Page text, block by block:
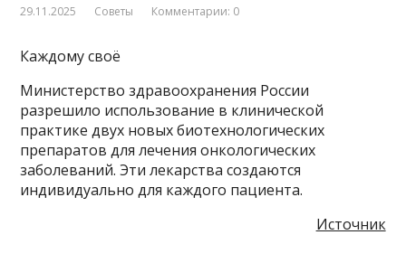
29.11.2025 Советы Комментарии: 0
Каждому своё
Министерство здравоохранения России
разрешило использование в клинической
практике двух новых биотехнологических
препаратов для лечения онкологических
заболеваний. Эти лекарства создаются
индивидуально для каждого пациента.
Источник